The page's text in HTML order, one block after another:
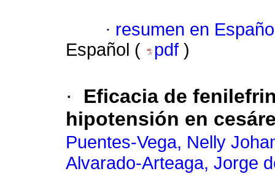
· resumen en
Español (
pdf )
·
Eficacia de
hipotensión en
Puentes-Vega, Nelly
Alvarado-Arteaga, Jorge